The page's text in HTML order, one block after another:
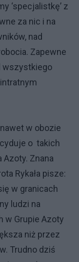
‘specjalistkę’ z
za nic i na
nad
Zapewne
wszystkiego
w obozie
o takich
Azoty. Znana
Rykała pisze:
w granicach
ludzi na
w Grupie Azoty
niż przez
Trudno dziś